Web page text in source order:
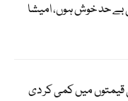
بے حد خوش ہوں، امیشا
قیمتوں میں کمی کر دی